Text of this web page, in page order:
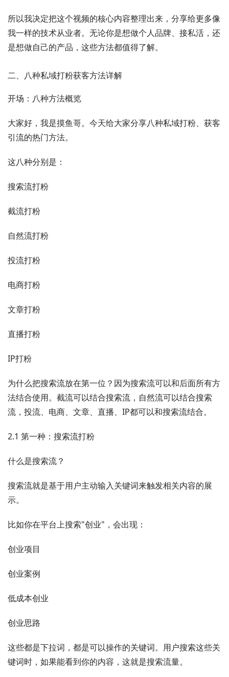
所以我决定把这个视频的核心内容整理出来，分享给更多像
我一样的技术从业者。无论你是想做个人品牌、接私活，还
是想做自己的产品，这些方法都值得了解。
二、八种私域打粉获客方法详解
开场：八种方法概览
大家好，我是摸鱼哥。今天给大家分享八种私域打粉、获客
引流的热门方法。
这八种分别是：
搜索流打粉
截流打粉
自然流打粉
投流打粉
电商打粉
文章打粉
直播打粉
IP打粉
为什么把搜索流放在第一位？因为搜索流可以和后面所有方
法结合使用。截流可以结合搜索流，自然流可以结合搜索
流，投流、电商、文章、直播、IP都可以和搜索流结合。
2.1 第一种：搜索流打粉
什么是搜索流？
搜索流就是基于用户主动输入关键词来触发相关内容的展
示。
比如你在平台上搜索"创业"，会出现：
创业项目
创业案例
低成本创业
创业思路
这些都是下拉词，都是可以操作的关键词。用户搜索这些关
键词时，如果能看到你的内容，这就是搜索流量。